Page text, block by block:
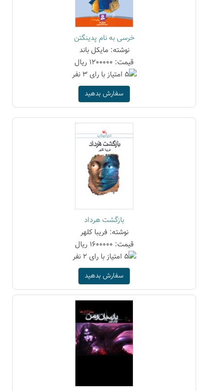
خرسی به نام پدینگتن
نوشته: مایکل باند
قیمت: 1200000 ریال
سفارش بدهید
بازگشت هرداد
نوشته: فریبا کلهر
قیمت: 1600000 ریال
سفارش بدهید